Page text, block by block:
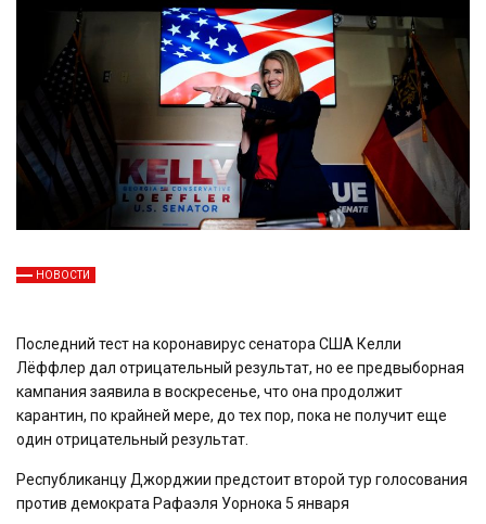
НОВОСТИ
Последний тест на коронавирус сенатора США Келли
Лёффлер дал отрицательный результат, но ее предвыборная
кампания заявила в воскресенье, что она продолжит
карантин, по крайней мере, до тех пор, пока не получит еще
один отрицательный результат.
Республиканцу Джорджии предстоит второй тур голосования
против демократа Рафаэля Уорнока 5 января